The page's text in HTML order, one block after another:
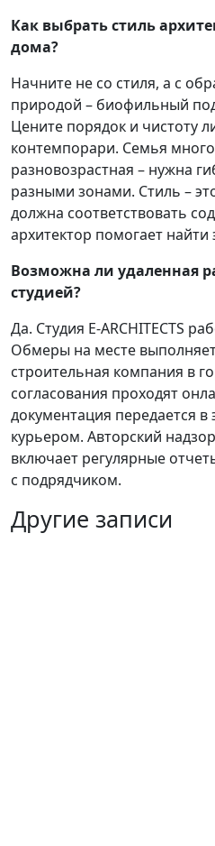
Как выбрать стиль
дома?
Начните не со стиля, а с
природой – биофильный
Цените порядок и чистоту
контемпорари. Семья
разновозрастная – нужна
разными зонами. Стиль –
должна соответствовать
архитектор помогает найти
Возможна ли удаленная
студией?
Да. Студия E-ARCHITECTS
Обмеры на месте
строительная компания в
согласования проходят
документация передается
курьером. Авторский
включает регулярные
с подрядчиком.
Другие записи